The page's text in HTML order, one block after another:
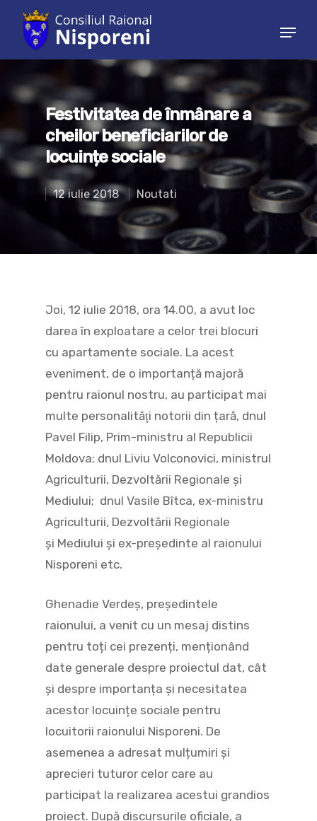
Hit enter to search or ESC to close
Festivitatea de înmânare a
cheilor beneficiarilor de
locuințe sociale
12 iulie 2018 Noutati
Joi, 12 iulie 2018, ora 14.00, a avut loc
darea în exploatare a celor trei blocuri
cu apartamente sociale. La acest
eveniment, de o importanță majoră
pentru raionul nostru, au participat mai
multe personalităţi notorii din țară, dnul
Pavel Filip, Prim-ministru al Republicii
Moldova; dnul Liviu Volconovici, ministrul
Agriculturii, Dezvoltării Regionale și
Mediului; dnul Vasile Bîtca, ex-ministru
Agriculturii, Dezvoltării Regionale
şi Mediului și ex-preşedinte al raionului
Nisporeni etc.
Ghenadie Verdeş, preşedintele
raionului, a venit cu un mesaj distins
pentru toți cei prezenți, menționând
date generale despre proiectul dat, cât
și despre importanța și necesitatea
acestor locuințe sociale pentru
locuitorii raionului Nisporeni. De
asemenea a adresat mulțumiri și
aprecieri tuturor celor care au
participat la realizarea acestui grandios
proiect. După discursurile oficiale, a